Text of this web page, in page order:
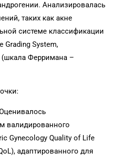
Анализировалась
таких как акне
системе классификации
Grading System,
(шкала Ферримана –
валидированного
Gynecology Quality of Life
адаптированного для